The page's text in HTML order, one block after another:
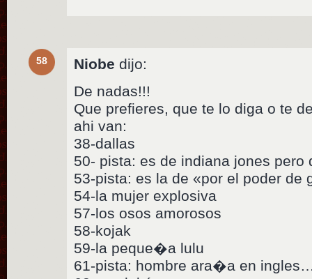
58 Niobe dijo:
De nadas!!!
Que prefieres, que te lo diga o te
ahi van:
38-dallas
50- pista: es de indiana jones pero
53-pista: es la de «por el poder de
54-la mujer explosiva
57-los osos amorosos
58-kojak
59-la peque�a lulu
61-pista: hombre ara�a en